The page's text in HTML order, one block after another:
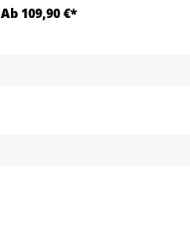
Ab 109,90 €*